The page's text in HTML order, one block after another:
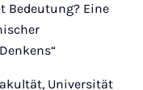
Bedeutung? Eine
Universität